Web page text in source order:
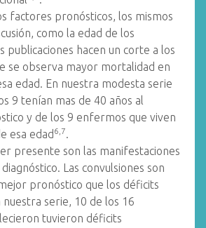
factores pronósticos, los mismos
como la edad de los
publicaciones hacen un corte a los
se observa mayor mortalidad en
edad. En nuestra modesta serie
9 tenían mas de 40 años al
y de los 9 enfermos que viven
esa edad 6,7.
presente son las manifestaciones
Las convulsiones son
pronóstico que los déficits
nuestra serie, 10 de los 16
tuvieron déficits